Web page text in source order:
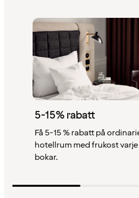
5-15% rabatt
Få 5-15 % rabatt på
hotellrum med frukost
bokar.